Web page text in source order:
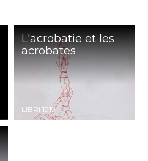
L'acrobatie et les
acrobates
LIBRI 1919